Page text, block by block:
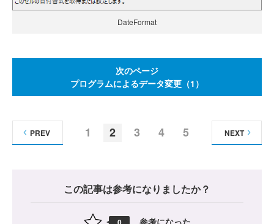
DateFormat
次のページ
プログラムによるデータ変更（1）
1 2 3 4 5
PREV NEXT
この記事は参考になりましたか？